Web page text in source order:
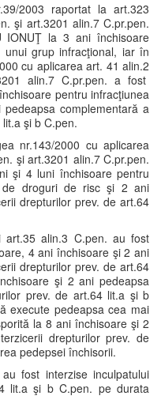
2003 raportat la art.323
şi art.3201 alin.7 C.pr.pen.
IONUŢ la 3 ani închisoare
grup infracţional, iar în
cu aplicarea art. 41 alin.2
alin.7 C.pr.pen. a fost
pentru infracţiunea
complementară a
şi b C.pen.
nr.143/2000 cu aplicarea
şi art.3201 alin.7 C.pr.pen.
şi 4 luni închisoare pentru
de droguri de risc şi 2 ani
drepturilor prev. de art.64
alin.3 C.pen. au fost
4 ani închisoare şi 2 ani
drepturilor prev. de art.64
şi 2 ani pedeapsa
prev. de art.64 lit.a şi b
execute pedeapsa cea mai
la 8 ani închisoare şi 2
drepturilor prev. de
pedepsei închisorii.
fost interzise inculpatului
lit.a şi b C.pen. pe durata